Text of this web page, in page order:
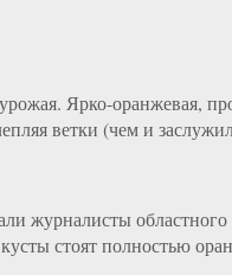
Ярко-оранжевая,
ветки (чем и
журналисты
стоят полностью